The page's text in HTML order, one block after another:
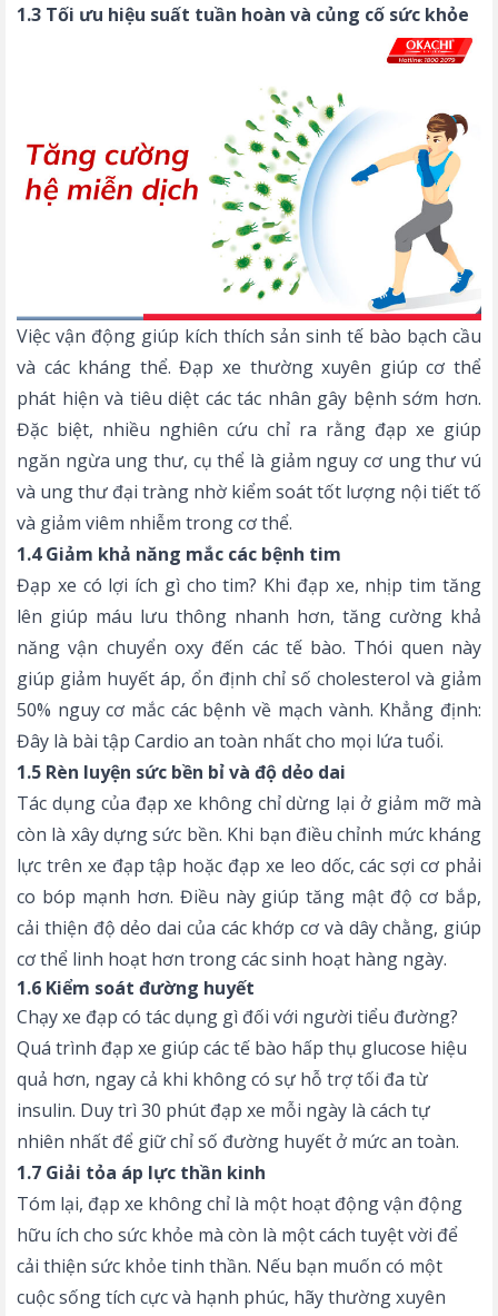
1.3 Tối ưu hiệu suất tuần hoàn và củng cố sức khỏe
Việc vận động giúp kích thích sản sinh tế bào bạch cầu
và các kháng thể. Đạp xe thường xuyên giúp cơ thể
phát hiện và tiêu diệt các tác nhân gây bệnh sớm hơn.
Đặc biệt, nhiều nghiên cứu chỉ ra rằng đạp xe giúp
ngăn ngừa ung thư, cụ thể là giảm nguy cơ ung thư vú
và ung thư đại tràng nhờ kiểm soát tốt lượng nội tiết tố
và giảm viêm nhiễm trong cơ thể.
1.4 Giảm khả năng mắc các bệnh tim
Đạp xe có lợi ích gì cho tim? Khi đạp xe, nhịp tim tăng
lên giúp máu lưu thông nhanh hơn, tăng cường khả
năng vận chuyển oxy đến các tế bào. Thói quen này
giúp giảm huyết áp, ổn định chỉ số cholesterol và giảm
50% nguy cơ mắc các bệnh về mạch vành. Khẳng định:
Đây là bài tập Cardio an toàn nhất cho mọi lứa tuổi.
1.5 Rèn luyện sức bền bỉ và độ dẻo dai
Tác dụng của đạp xe không chỉ dừng lại ở giảm mỡ mà
còn là xây dựng sức bền. Khi bạn điều chỉnh mức kháng
lực trên xe đạp tập hoặc đạp xe leo dốc, các sợi cơ phải
co bóp mạnh hơn. Điều này giúp tăng mật độ cơ bắp,
cải thiện độ dẻo dai của các khớp cơ và dây chằng, giúp
cơ thể linh hoạt hơn trong các sinh hoạt hàng ngày.
1.6 Kiểm soát đường huyết
Chạy xe đạp có tác dụng gì đối với người tiểu đường?
Quá trình đạp xe giúp các tế bào hấp thụ glucose hiệu
quả hơn, ngay cả khi không có sự hỗ trợ tối đa từ
insulin. Duy trì 30 phút đạp xe mỗi ngày là cách tự
nhiên nhất để giữ chỉ số đường huyết ở mức an toàn.
1.7 Giải tỏa áp lực thần kinh
Tóm lại, đạp xe không chỉ là một hoạt động vận động
hữu ích cho sức khỏe mà còn là một cách tuyệt vời để
cải thiện sức khỏe tinh thần. Nếu bạn muốn có một
cuộc sống tích cực và hạnh phúc, hãy thường xuyên